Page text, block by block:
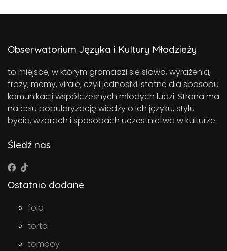
Obserwatorium Języka i Kultury Młodzieży
to miejsce, w którym gromadzi się słowa, wyrażenia,
frazy, memy, virale, czyli jednostki istotne dla sposobu
komunikacji współczesnych młodych ludzi. Strona ma
na celu popularyzację wiedzy o ich języku, stylu
bycia, wzorach i sposobach uczestnictwa w kulturze.
Śledź nas
Ostatnio dodane
foid
torta
tomboy